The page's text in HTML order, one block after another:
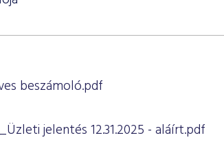
beszámoló.pdf
jelentés 12.31.2025 - aláírt.pdf